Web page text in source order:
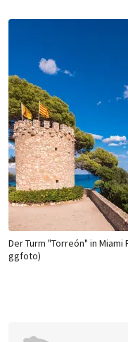
Der Turm "Torreón" in
ggfoto)